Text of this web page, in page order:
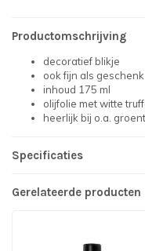
Productomschrijving
decoratief blikje
ook fijn als geschenk
inhoud 175 ml
olijfolie met witte
heerlijk bij o.a.
Specificaties
Gerelateerde producten